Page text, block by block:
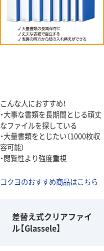
こんな人におすすめ！
・大事な書類を長期間とじる頑丈
なファイルを探している
・大量書類をとじたい（1000枚収
容可能）
・閲覧性より強度重視
コクヨのおすすめ商品はこちら
差替え式クリアファイ
ル【Glassele】